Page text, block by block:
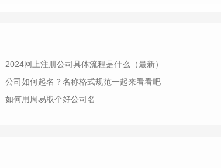
2024网上注册公司具体流程是什么（最新）
公司如何起名？名称格式规范一起来看看吧
如何用周易取个好公司名